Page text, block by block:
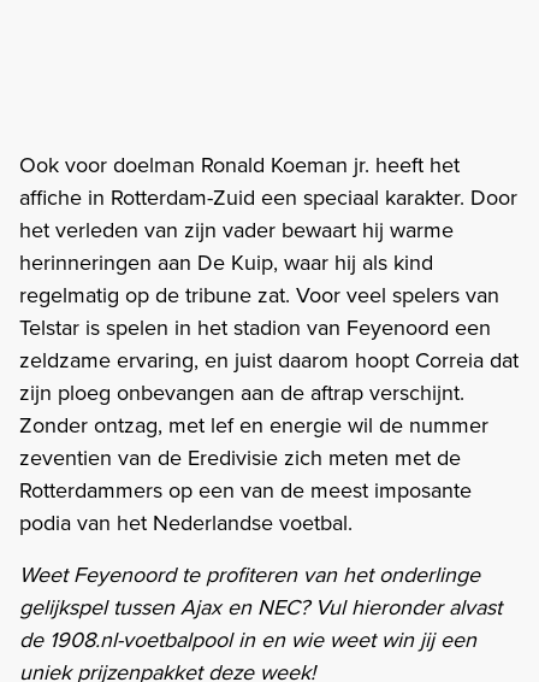
Ook voor doelman Ronald Koeman jr. heeft het
affiche in Rotterdam-Zuid een speciaal karakter. Door
het verleden van zijn vader bewaart hij warme
herinneringen aan De Kuip, waar hij als kind
regelmatig op de tribune zat. Voor veel spelers van
Telstar is spelen in het stadion van Feyenoord een
zeldzame ervaring, en juist daarom hoopt Correia dat
zijn ploeg onbevangen aan de aftrap verschijnt.
Zonder ontzag, met lef en energie wil de nummer
zeventien van de Eredivisie zich meten met de
Rotterdammers op een van de meest imposante
podia van het Nederlandse voetbal.
Weet Feyenoord te profiteren van het onderlinge
gelijkspel tussen Ajax en NEC? Vul hieronder alvast
de 1908.nl-voetbalpool in en wie weet win jij een
uniek prijzenpakket deze week!